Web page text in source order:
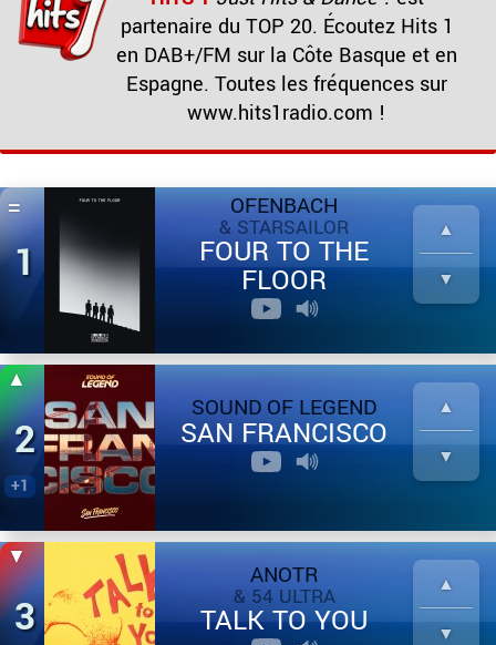
partenaire du TOP 20. Écoutez Hits 1
en DAB+/FM sur la Côte Basque et en
Espagne. Toutes les fréquences sur
www.hits1radio.com !
1
OFENBACH
& STARSAILOR
FOUR TO THE
FLOOR
2
+1
SOUND OF LEGEND
SAN FRANCISCO
3
ANOTR
& 54 ULTRA
TALK TO YOU